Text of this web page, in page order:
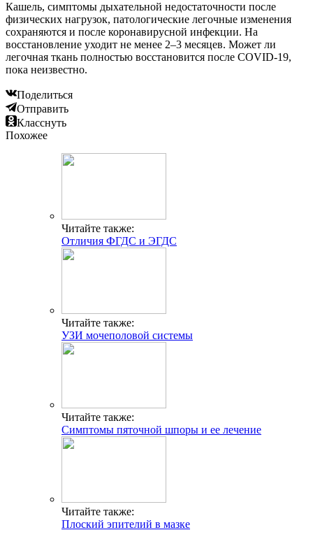
Кашель, симптомы дыхательной недостаточности после
физических нагрузок, патологические легочные изменения
сохраняются и после коронавирусной инфекции. На
восстановление уходит не менее 2–3 месяцев. Может ли
легочная ткань полностью восстановится после COVID-19,
пока неизвестно.
Поделиться
Отправить
Класснуть
Похожее
Читайте также:
Отличия ФГДС и ЭГДС
Читайте также:
УЗИ мочеполовой системы
Читайте также:
Симптомы пяточной шпоры и ее лечение
Читайте также:
Плоский эпителий в мазке